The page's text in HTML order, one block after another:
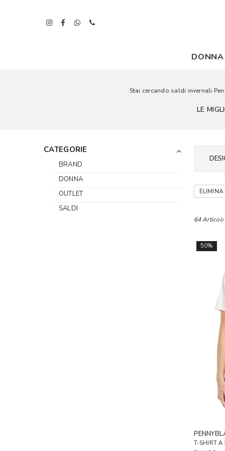
DONNA
Stai cercando saldi invernali
LE
CATEGORIE
BRAND
DONNA
OUTLET
SALDI
ELIMINA
64 Articoli
50%
T-SHIRT A